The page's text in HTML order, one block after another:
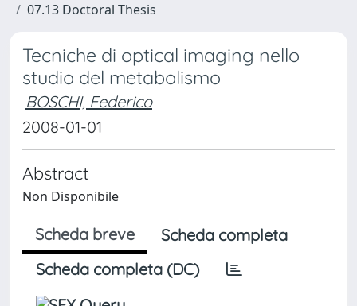
07.13 Doctoral Thesis
Tecniche di optical imaging nello
studio del metabolismo
BOSCHI, Federico
2008-01-01
Abstract
Non Disponibile
Scheda breve
Scheda completa
Scheda completa (DC)